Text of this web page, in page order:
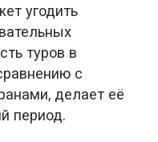
угодить
туров в
с
делает её
период.